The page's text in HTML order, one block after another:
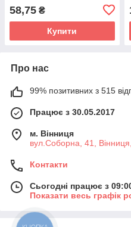
58,75 ₴
Купити
Про нас
99% позитивних з 515
Працює з 30.05.2017
м. Вінниця
вул.Соборна, 41,
Контакти
Сьогодні працює з
Показати весь графік